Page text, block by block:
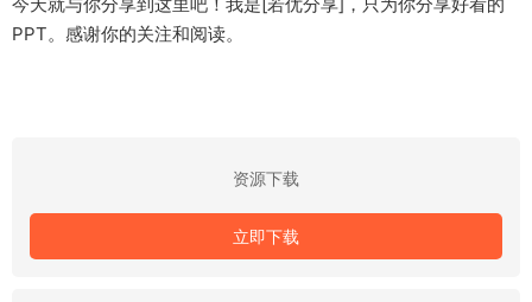
PPT。感谢你的关注和阅读。
资源下载
立即下载